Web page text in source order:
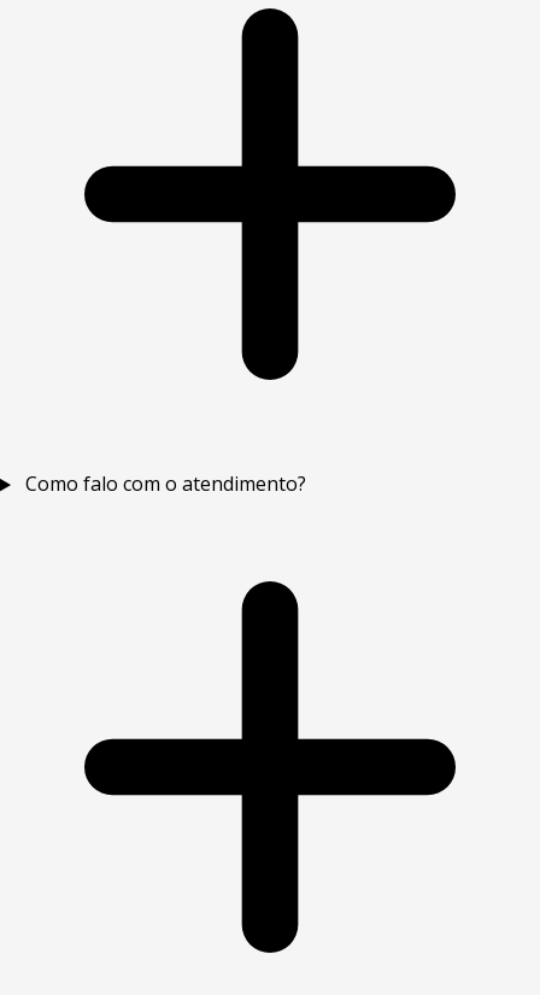
Como falo com o atendimento?